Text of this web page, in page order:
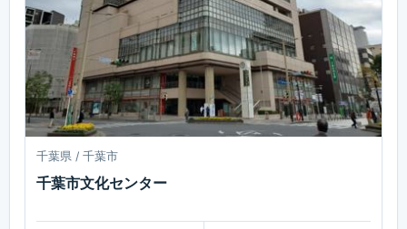
千葉県 / 千葉市
千葉市文化センター